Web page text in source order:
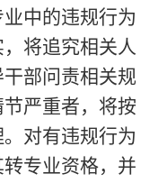
中的违规行为
将追究相关人
部问责相关规
严重者，将按
对有违规行为
专业资格，并